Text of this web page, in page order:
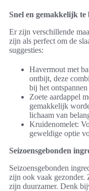
Snel en gemakkelijk te
Er zijn verschillende
zijn als perfect om de
suggesties:
Havermout met
ontbijt, deze
bij het
Zoete aardappel
gemakkelijk
lichaam van
Kruidenomelet:
geweldige optie
Seizoensgebonden
Seizoensgebonden
zijn ook vaak gezonder.
zijn duurzamer. Denk